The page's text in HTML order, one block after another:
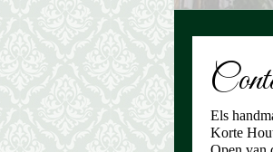
Els
Korte